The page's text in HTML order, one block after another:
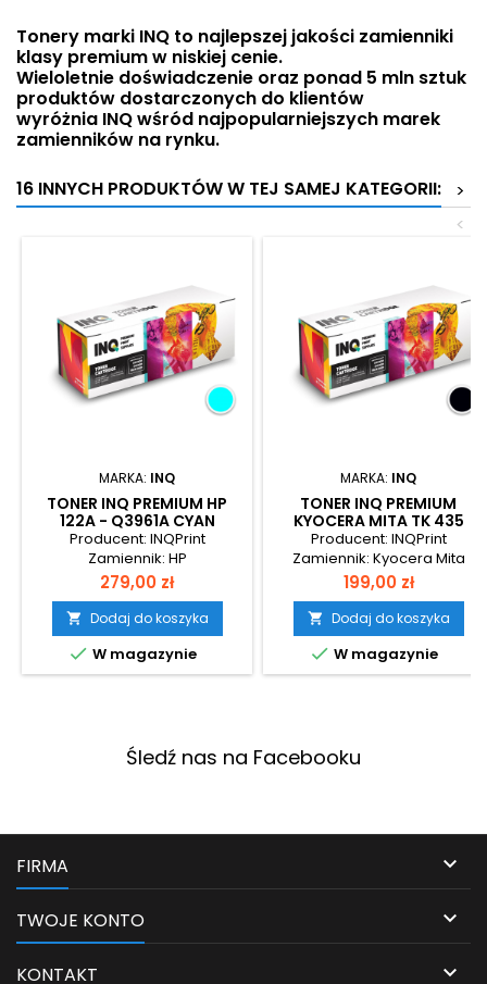
Tonery marki INQ to najlepszej jakości zamienniki
klasy premium w niskiej cenie.
Wieloletnie doświadczenie oraz ponad 5 mln sztuk
produktów dostarczonych do klientów
wyróżnia INQ wśród najpopularniejszych marek
zamienników na rynku.
16 INNYCH PRODUKTÓW W TEJ SAMEJ KATEGORII:
>
<
MARKA: INQ
TONER INQ PREMIUM HP
122A - Q3961A CYAN
Producent: INQPrint
Zamiennik: HP
Cena
279,00 zł
 Dodaj do koszyka
 W magazynie
MARKA: INQ
TONER INQ PREMIUM
KYOCERA MITA TK 435
BLACK
Producent: INQPrint
Zamiennik: Kyocera Mita
Cena
199,00 zł
 Dodaj do koszyka
 W magazynie
Śledź nas na Facebooku
FIRMA 
TWOJE KONTO 
KONTAKT 